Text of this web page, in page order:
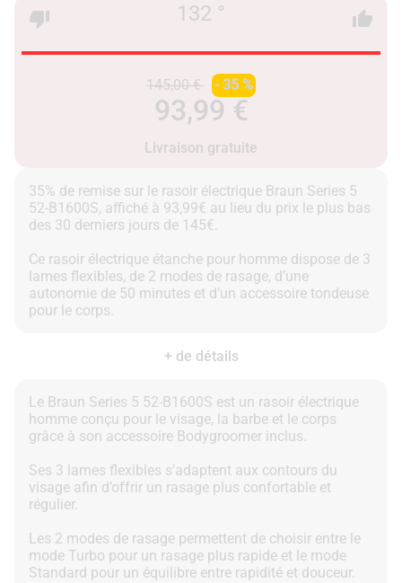
132 °
145,00 € - 35 %
93,99 €
Livraison gratuite
35% de remise sur le rasoir électrique Braun Series 5
52-B1600S, affiché à 93,99€ au lieu du prix le plus bas
des 30 derniers jours de 145€.
Ce rasoir électrique étanche pour homme dispose de 3
lames flexibles, de 2 modes de rasage, d’une
autonomie de 50 minutes et d’un accessoire tondeuse
+ de détails
Le Braun Series 5 52-B1600S est un rasoir électrique
homme conçu pour le visage, la barbe et le corps
grâce à son accessoire Bodygroomer inclus.
Ses 3 lames flexibles s’adaptent aux contours du
visage afin d’offrir un rasage plus confortable et
régulier.
Les 2 modes de rasage permettent de choisir entre le
mode Turbo pour un rasage plus rapide et le mode
Standard pour un équilibre entre rapidité et douceur.